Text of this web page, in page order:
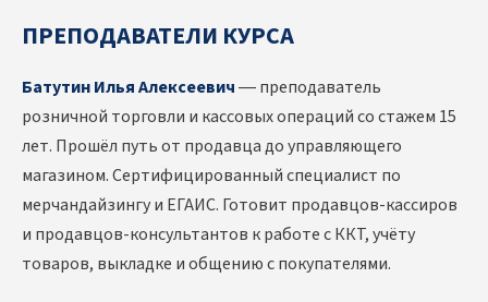
ПРЕПОДАВАТЕЛИ КУРСА
Батутин Илья Алексеевич— преподаватель
розничной торговли и кассовых операций со стажем 15
лет. Прошёл путь от продавца до управляющего
магазином. Сертифицированный специалист по
мерчандайзингу и ЕГАИС. Готовит продавцов-кассиров
и продавцов-консультантов к работе с ККТ, учёту
товаров, выкладке и общению с покупателями.